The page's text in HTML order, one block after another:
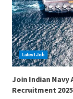
Latest Job
Join Indian Navy
Recruitment